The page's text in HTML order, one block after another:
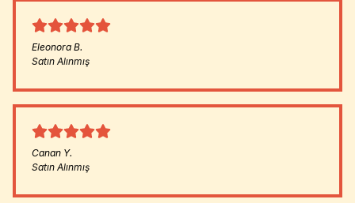
Eleonora B.
Satın Alınmış
Canan Y.
Satın Alınmış